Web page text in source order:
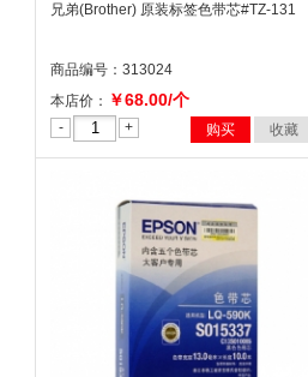
兄弟(Brother) 原装标签色带芯#TZ-131
商品编号：313024
本店价： ￥68.00/个
- + 购买 收藏